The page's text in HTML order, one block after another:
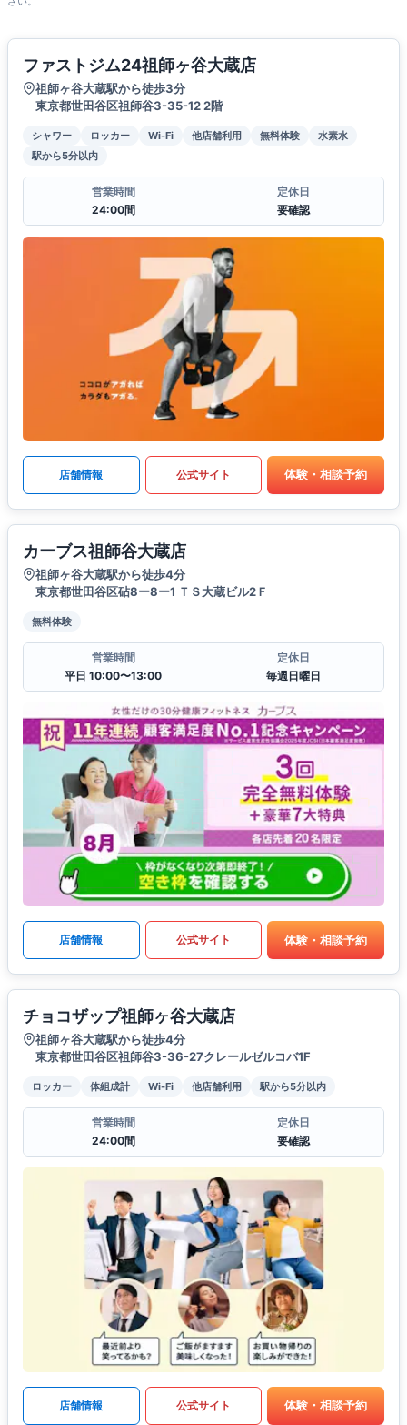
ファストジム24祖師ヶ谷大蔵店
祖師ヶ谷大蔵駅から徒歩3分
東京都世⽥⾕区祖師⾕3-35-12 2階
シャワー ロッカー Wi-Fi 他店舗利用 無料体験
水素水
駅から5分以内
営業時間
24:00間
定休日
要確認
店舗情報 公式サイト 体験・相談予約
カーブス祖師谷大蔵店
祖師ヶ谷大蔵駅から徒歩4分
東京都世田谷区砧8ー8ー1 ＴＳ大蔵ビル2Ｆ
無料体験
営業時間
平日 10:00〜13:00
定休日
毎週日曜日
店舗情報 公式サイト 体験・相談予約
チョコザップ祖師ヶ谷大蔵店
祖師ヶ谷大蔵駅から徒歩4分
東京都世田谷区祖師谷3-36-27クレールゼルコバ1F
ロッカー 体組成計 Wi-Fi 他店舗利用 駅から5分以内
営業時間
24:00間
定休日
要確認
店舗情報 公式サイト 体験・相談予約